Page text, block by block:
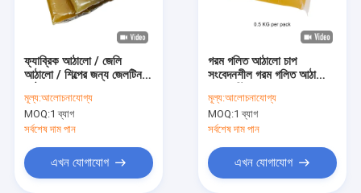
ফ্যাব্রিক আঠালো / জেলি
আঠালো / শিল্পের জন্য জেলটিন
মূল্য:আলোচনাযোগ্য
MOQ:1 ব্যাগ
সর্বশেষ দাম পান
এখন যোগাযোগ
গরম গলিত আঠালো চাপ
সংবেদনশীল গরম গলিত আঠালো
মূল্য:আলোচনাযোগ্য
MOQ:1 ব্যাগ
সর্বশেষ দাম পান
এখন যোগাযোগ